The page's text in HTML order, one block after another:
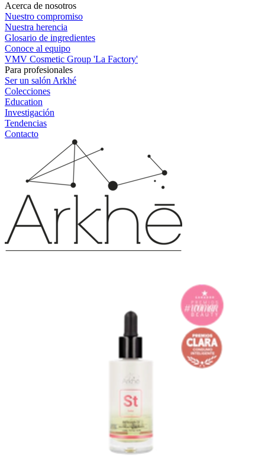
Acerca de nosotros
Nuestro compromiso
Nuestra herencia
Glosario de ingredientes
Conoce al equipo
VMV Cosmetic Group 'La Factory'
Para profesionales
Ser un salón Arkhé
Colecciones
Education
Investigación
Tendencias
Contacto